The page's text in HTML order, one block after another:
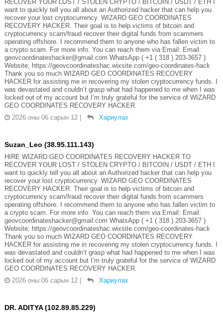
RECOVER YOUR LOST / STOLEN CRYPTO / BITCOIN / USDT / ETH I
want to quickly tell you all about an Authorized hacker that can help you
recover your lost cryptocurrency. WIZARD GEO COORDINATES
RECOVERY HACKER. Their goal is to help victims of bitcoin and
cryptocurrency scam/fraud recover their digital funds from scammers
operating offshore. I recommend them to anyone who has fallen victim to
a crypto scam. For more info. You can reach them via Email: Email:
geovcoordinateshacker@gmail.com WhatsApp ( +1 ( 318 ) 203-3657 )
Website; https://geovcoordinateshac.wixsite.com/geo-coordinates-hack
Thank you so much WIZARD GEO COORDINATES RECOVERY
HACKER for assisting me in recovering my stolen cryptocurrency funds. I
was devastated and couldn’t grasp what had happened to me when I was
locked out of my account but I’m truly grateful for the service of WIZARD
GEO COORDINATES RECOVERY HACKER.
2026 оны 06 сарын 12 | Хариулах
Suzan_Leo (38.95.111.143)
HIRE WIZARD GEO COORDINATES RECOVERY HACKER TO
RECOVER YOUR LOST / STOLEN CRYPTO / BITCOIN / USDT / ETH I
want to quickly tell you all about an Authorized hacker that can help you
recover your lost cryptocurrency. WIZARD GEO COORDINATES
RECOVERY HACKER. Their goal is to help victims of bitcoin and
cryptocurrency scam/fraud recover their digital funds from scammers
operating offshore. I recommend them to anyone who has fallen victim to
a crypto scam. For more info. You can reach them via Email: Email:
geovcoordinateshacker@gmail.com WhatsApp ( +1 ( 318 ) 203-3657 )
Website; https://geovcoordinateshac.wixsite.com/geo-coordinates-hack
Thank you so much WIZARD GEO COORDINATES RECOVERY
HACKER for assisting me in recovering my stolen cryptocurrency funds. I
was devastated and couldn’t grasp what had happened to me when I was
locked out of my account but I’m truly grateful for the service of WIZARD
GEO COORDINATES RECOVERY HACKER.
2026 оны 06 сарын 12 | Хариулах
DR. ADITYA (102.89.85.229)